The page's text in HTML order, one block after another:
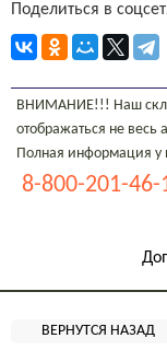
Поделиться в
ВНИМАНИЕ!!! Наш
отображаться не весь
Полная информация у
8-800-201-46-